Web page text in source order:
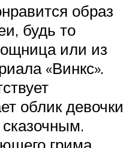
образ
будь то
или из
«Винкс».
облик девочки
грима,